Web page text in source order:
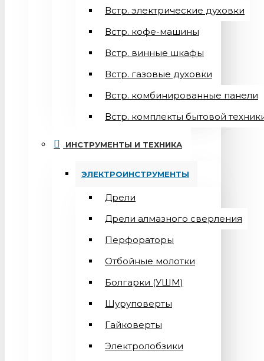
Встр. электрические духовки
Встр. кофе-машины
Встр. винные шкафы
Встр. газовые духовки
Встр. комбинированные панели
Встр. комплекты бытовой
ИНСТРУМЕНТЫ И ТЕХНИКА
ЭЛЕКТРОИНСТРУМЕНТЫ
Дрели
Дрели алмазного сверления
Перфораторы
Отбойные молотки
Болгарки (УШМ)
Шуруповерты
Гайковерты
Электролобзики